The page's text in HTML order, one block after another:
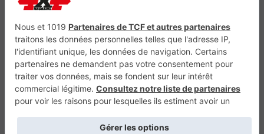
Génération Electrique Génération Sans Permis VTTAE.fr FullAttack